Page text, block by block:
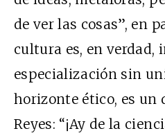
de ver las cosas”, en
cultura es, en verdad,
especialización sin
horizonte ético, es un
Reyes: “¡Ay de la